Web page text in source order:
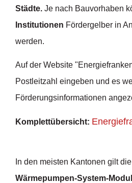
Städte. Je nach Bauvorhaben
Institutionen Fördergelber in
werden.
Auf der Website
Postleitzahl eingeben und es
Förderungsinformationen
Komplettübersicht:
In den meisten Kantonen gilt
Wärmepumpen-System-